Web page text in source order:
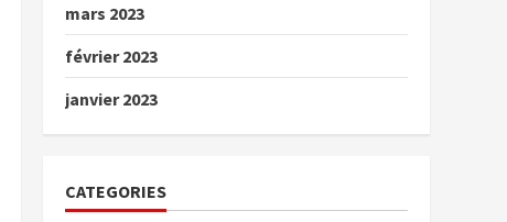
mars 2023
février 2023
janvier 2023
CATEGORIES